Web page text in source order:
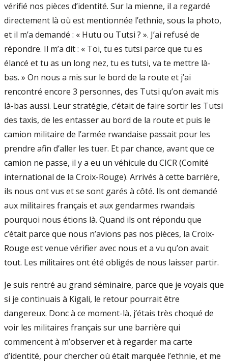
vérifié nos pièces d’identité. Sur la mienne, il a regardé
directement là où est mentionnée l’ethnie, sous la photo,
et il m’a demandé : « Hutu ou Tutsi ? ». J’ai refusé de
répondre. Il m’a dit : « Toi, tu es tutsi parce que tu es
élancé et tu as un long nez, tu es tutsi, va te mettre là-
bas. » On nous a mis sur le bord de la route et j’ai
rencontré encore 3 personnes, des Tutsi qu’on avait mis
là-bas aussi. Leur stratégie, c’était de faire sortir les Tutsi
des taxis, de les entasser au bord de la route et puis le
camion militaire de l’armée rwandaise passait pour les
prendre afin d’aller les tuer. Et par chance, avant que ce
camion ne passe, il y a eu un véhicule du CICR (Comité
international de la Croix-Rouge). Arrivés à cette barrière,
ils nous ont vus et se sont garés à côté. Ils ont demandé
aux militaires français et aux gendarmes rwandais
pourquoi nous étions là. Quand ils ont répondu que
c’était parce que nous n’avions pas nos pièces, la Croix-
Rouge est venue vérifier avec nous et a vu qu’on avait
tout. Les militaires ont été obligés de nous laisser partir.
Je suis rentré au grand séminaire, parce que je voyais que
si je continuais à Kigali, le retour pourrait être
dangereux. Donc à ce moment-là, j’étais très choqué de
voir les militaires français sur une barrière qui
commencent à m’observer et à regarder ma carte
d’identité, pour chercher où était marquée l’ethnie, et me